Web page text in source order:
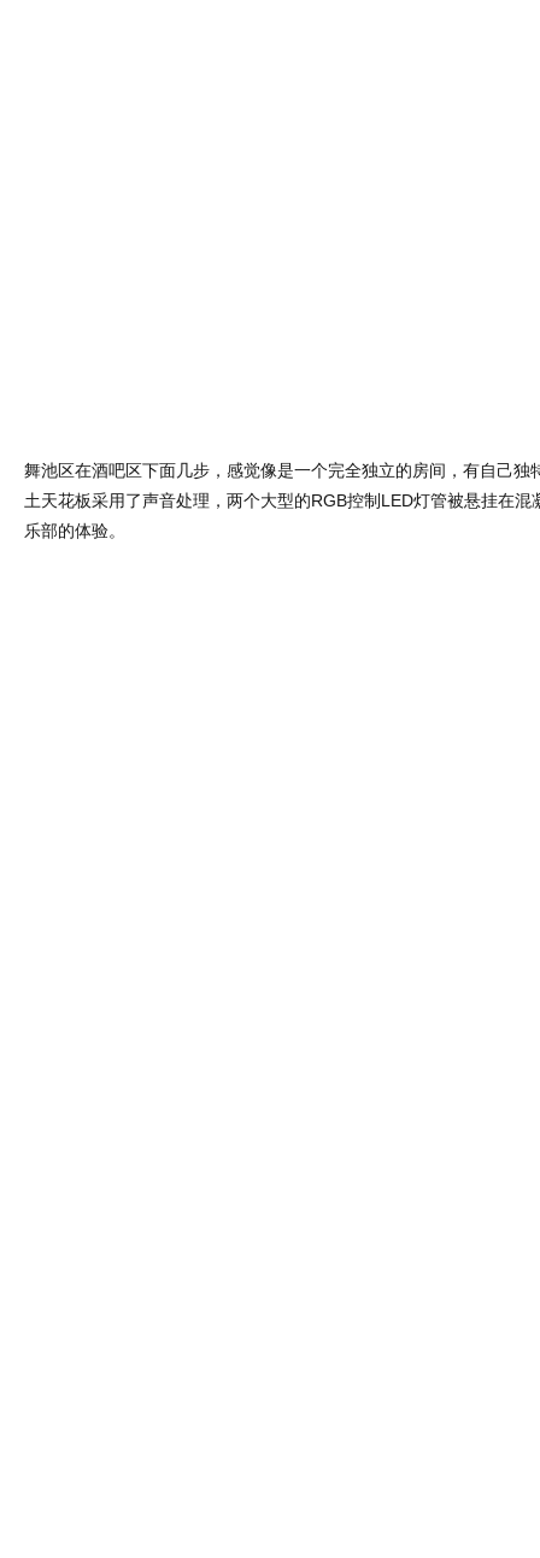
舞池区在酒吧区下面几步，感觉像是一个完全独立的房间，有自己独
土天花板采用了声音处理，两个大型的RGB控制LED灯管被悬挂在混
乐部的体验。